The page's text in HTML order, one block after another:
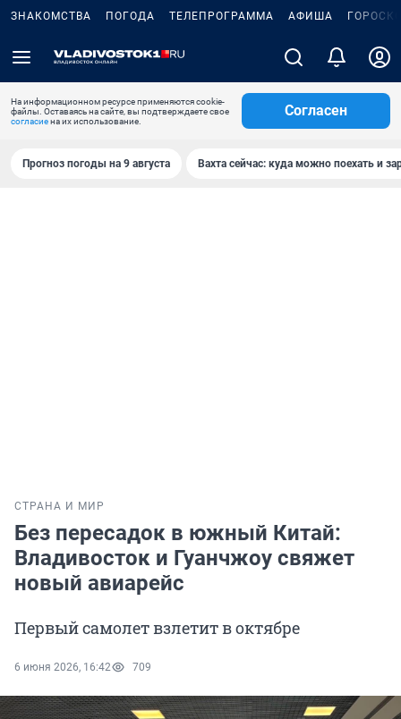
ЗНАКОМСТВА ПОГОДА ТЕЛЕПРОГРАММА АФИША
На информационном ресурсе применяются cookie-
файлы. Оставаясь на сайте, вы подтверждаете свое
согласиена их использование.
Согласен
Прогноз погоды на 9 августа Вахта сейчас: куда можно поехать и
СТРАНА И МИР
Без пересадок в южный Китай:
Владивосток и Гуанчжоу свяжет
новый авиарейс
Первый самолет взлетит в октябре
6 июня 2026, 16:42 709